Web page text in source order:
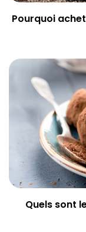
Pourquoi
Quels sont